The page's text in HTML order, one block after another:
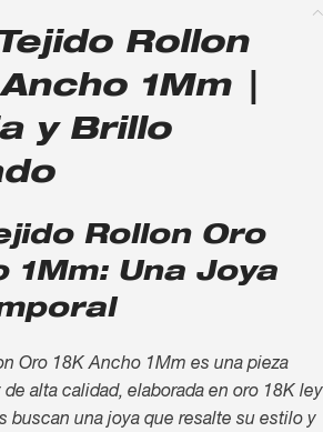
Rollon
1Mm |
y Brillo
Rollon Oro
1Mm: Una Joya
Oro 18K Ancho 1Mm es una pieza
alta calidad, elaborada en oro 18K ley
buscan una joya que resalte su estilo y